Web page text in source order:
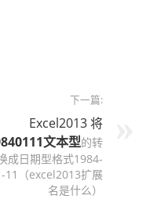
下一篇:
Excel2013 将
文本型的转
成日期型格式1984-
11（excel2013扩展
名是什么）